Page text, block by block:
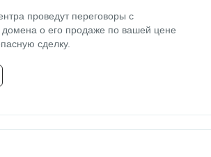
проведут переговоры с
о его продаже по вашей цене
сделку.